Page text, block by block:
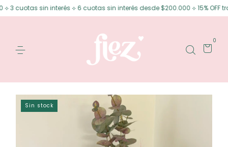
sin interés ⟡ 6 cuotas sin interés desde $200.000 ⟡ 15% OFF
0
Sin stock